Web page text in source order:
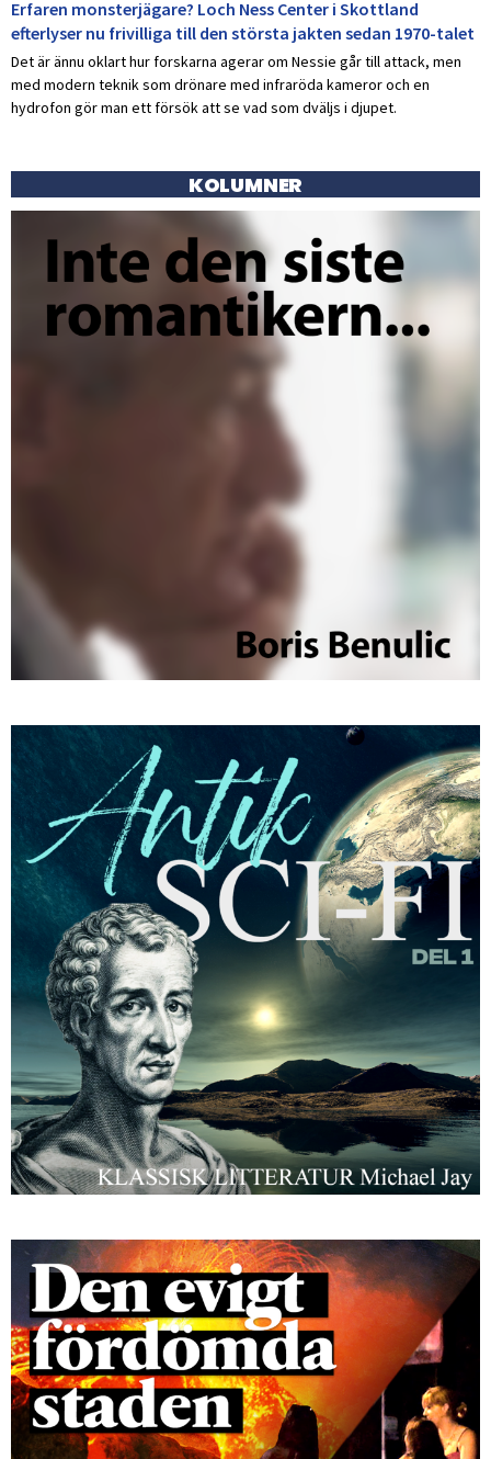
Erfaren monsterjägare? Loch Ness Center i Skottland
efterlyser nu frivilliga till den största jakten sedan 1970-talet
Det är ännu oklart hur forskarna agerar om Nessie går till attack, men
med modern teknik som drönare med infraröda kameror och en
hydrofon gör man ett försök att se vad som dväljs i djupet.
KOLUMNER